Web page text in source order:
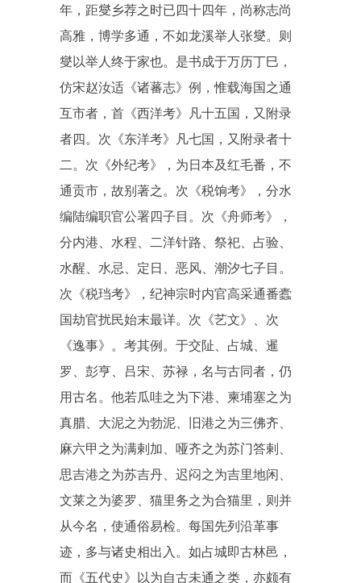
年，距燮乡荐之时已四十四年，尚称志尚
高雅，博学多通，不如龙溪举人张燮。则
燮以举人终于家也。是书成于万历丁巳，
仿宋赵汝适《诸蕃志》例，惟载海国之通
互市者，首《西洋考》凡十五国，又附录
者四。次《东洋考》凡七国，又附录者十
二。次《外纪考》，为日本及红毛番，不
通贡市，故别著之。次《税饷考》，分水
编陆编职官公署四子目。次《舟师考》，
分内港、水程、二洋针路、祭祀、占验、
水醒、水忌、定日、恶风、潮汐七子目。
次《税珰考》，纪神宗时内官高采通番蠹
国劫官扰民始末最详。次《艺文》、次
《逸事》。考其例。于交阯、占城、暹
罗、彭亨、吕宋、苏禄，名与古同者，仍
用古名。他若瓜哇之为下港、柬埔塞之为
真腊、大泥之为勃泥、旧港之为三佛齐、
麻六甲之为满剌加、哑齐之为苏门答剌、
思吉港之为苏吉丹、迟闷之为吉里地闲、
文莱之为婆罗、猫里务之为合猫里，则并
从今名，使通俗易检。每国先列沿革事
迹，多与诸史相出入。如占城即古林邑，
而《五代史》以为自古未通之类，亦颇有